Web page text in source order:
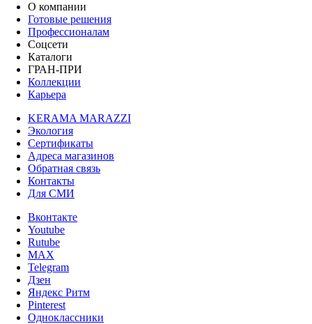
О компании
Готовые решения
Профессионалам
Соцсети
Каталоги
ГРАН-ПРИ
Коллекции
Карьера
KERAMA MARAZZI
Экология
Сертификаты
Адреса магазинов
Обратная связь
Контакты
Для СМИ
Вконтакте
Youtube
Rutube
MAX
Telegram
Дзен
Яндекс Ритм
Pinterest
Одноклассники